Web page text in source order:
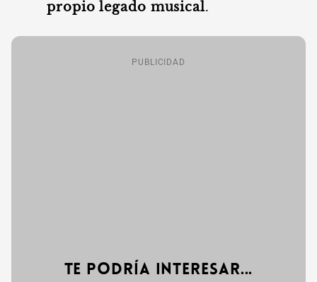
propio legado musical.
PUBLICIDAD
Te podría interesar...